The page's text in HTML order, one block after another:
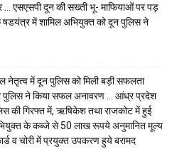
… एसएसपी दून की सख्ती भू- माफियाओं पर पड़
षडयंत्र में शामिल अभियुक्त को दून पुलिस ने
में दून पुलिस को मिली बड़ी सफलता
पुलिस ने किया सफल अनावरण … आंध्र प्रदेश
की गिरफ्त में, ऋषिकेश तथा राजकोट में हुई
के कब्जे से 50 लाख रूपये अनुमानित मूल्य
व चोरी में प्रयुक्त उपकरण हुये बरामद